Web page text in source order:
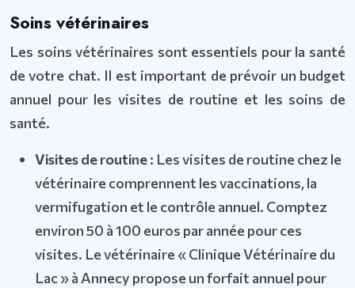
Soins vétérinaires
Les soins vétérinaires sont essentiels pour la santé
de votre chat. Il est important de prévoir un budget
annuel pour les visites de routine et les soins de
santé.
Visites de routine : Les visites de routine chez le
vétérinaire comprennent les vaccinations, la
vermifugation et le contrôle annuel. Comptez
environ 50 à 100 euros par année pour ces
visites. Le vétérinaire « Clinique Vétérinaire du
Lac » à Annecy propose un forfait annuel pour